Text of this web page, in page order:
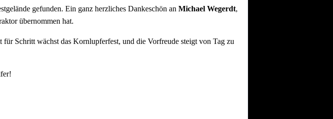
gefunden. Ein ganz herzliches Dankeschön an Michael Wegerdt,
übernommen hat.
Schritt wächst das Kornlupferfest, und die Vorfreude steigt von Tag zu